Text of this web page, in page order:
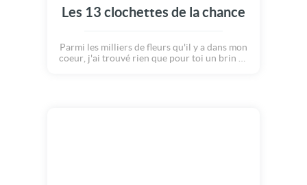
Les 13 clochettes de la chance
Parmi les milliers de fleurs qu'il y a dans mon
coeur, j'ai trouvé rien que pour toi un brin de